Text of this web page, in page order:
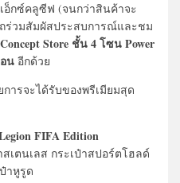
อ็กซ์คลูซีฟ (จนกว่าสินค้าจะ
ร่วมสัมผัสประสบการณ์และชม
Store ชั้น 4 โซน Power
น อีกด้วย
รจะได้รับของพรีเมียมสุด
FIFAEdition
เตนเลส กระเป๋าสปอร์ตโฮลด์
าหูรูด